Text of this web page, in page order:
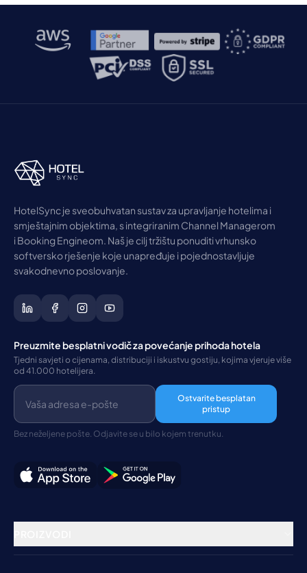
HotelSync je sveobuhvatan sustav za upravljanje hotelima i
smještajnim objektima, s integriranim Channel Managerom
i Booking Engineom. Naš je cilj tržištu ponuditi vrhunsko
softversko rješenje koje unapređuje i pojednostavljuje
svakodnevno poslovanje.
Preuzmite besplatni vodič za povećanje prihoda hotela
Tjedni savjeti o cijenama, distribuciji i iskustvu gostiju, kojima vjeruje više
od 41.000 hotelijera.
Ostvarite besplatan
pristup
Bez neželjene pošte. Odjavite se u bilo kojem trenutku.
Rezervacijski sustav